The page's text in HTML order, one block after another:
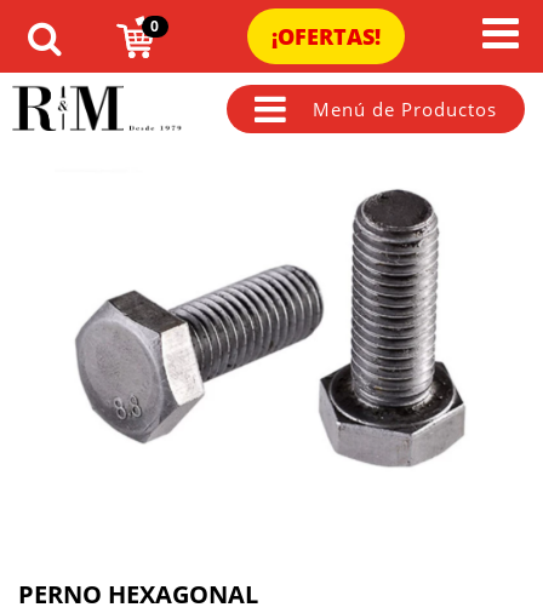
0 ¡OFERTAS!
Menú de Productos
PERNO HEXAGONAL